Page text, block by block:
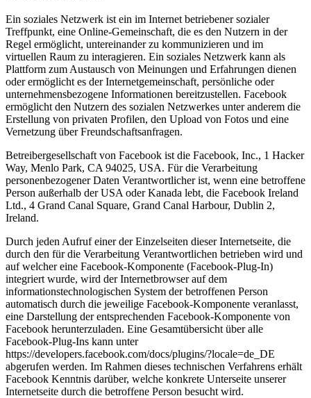
Ein soziales Netzwerk ist ein im Internet betriebener sozialer
Treffpunkt, eine Online-Gemeinschaft, die es den Nutzern in der
Regel ermöglicht, untereinander zu kommunizieren und im
virtuellen Raum zu interagieren. Ein soziales Netzwerk kann als
Plattform zum Austausch von Meinungen und Erfahrungen dienen
oder ermöglicht es der Internetgemeinschaft, persönliche oder
unternehmensbezogene Informationen bereitzustellen. Facebook
ermöglicht den Nutzern des sozialen Netzwerkes unter anderem die
Erstellung von privaten Profilen, den Upload von Fotos und eine
Vernetzung über Freundschaftsanfragen.
Betreibergesellschaft von Facebook ist die Facebook, Inc., 1 Hacker
Way, Menlo Park, CA 94025, USA. Für die Verarbeitung
personenbezogener Daten Verantwortlicher ist, wenn eine betroffene
Person außerhalb der USA oder Kanada lebt, die Facebook Ireland
Ltd., 4 Grand Canal Square, Grand Canal Harbour, Dublin 2,
Ireland.
Durch jeden Aufruf einer der Einzelseiten dieser Internetseite, die
durch den für die Verarbeitung Verantwortlichen betrieben wird und
auf welcher eine Facebook-Komponente (Facebook-Plug-In)
integriert wurde, wird der Internetbrowser auf dem
informationstechnologischen System der betroffenen Person
automatisch durch die jeweilige Facebook-Komponente veranlasst,
eine Darstellung der entsprechenden Facebook-Komponente von
Facebook herunterzuladen. Eine Gesamtübersicht über alle
Facebook-Plug-Ins kann unter
https://developers.facebook.com/docs/plugins/?locale=de_DE
abgerufen werden. Im Rahmen dieses technischen Verfahrens erhält
Facebook Kenntnis darüber, welche konkrete Unterseite unserer
Internetseite durch die betroffene Person besucht wird.